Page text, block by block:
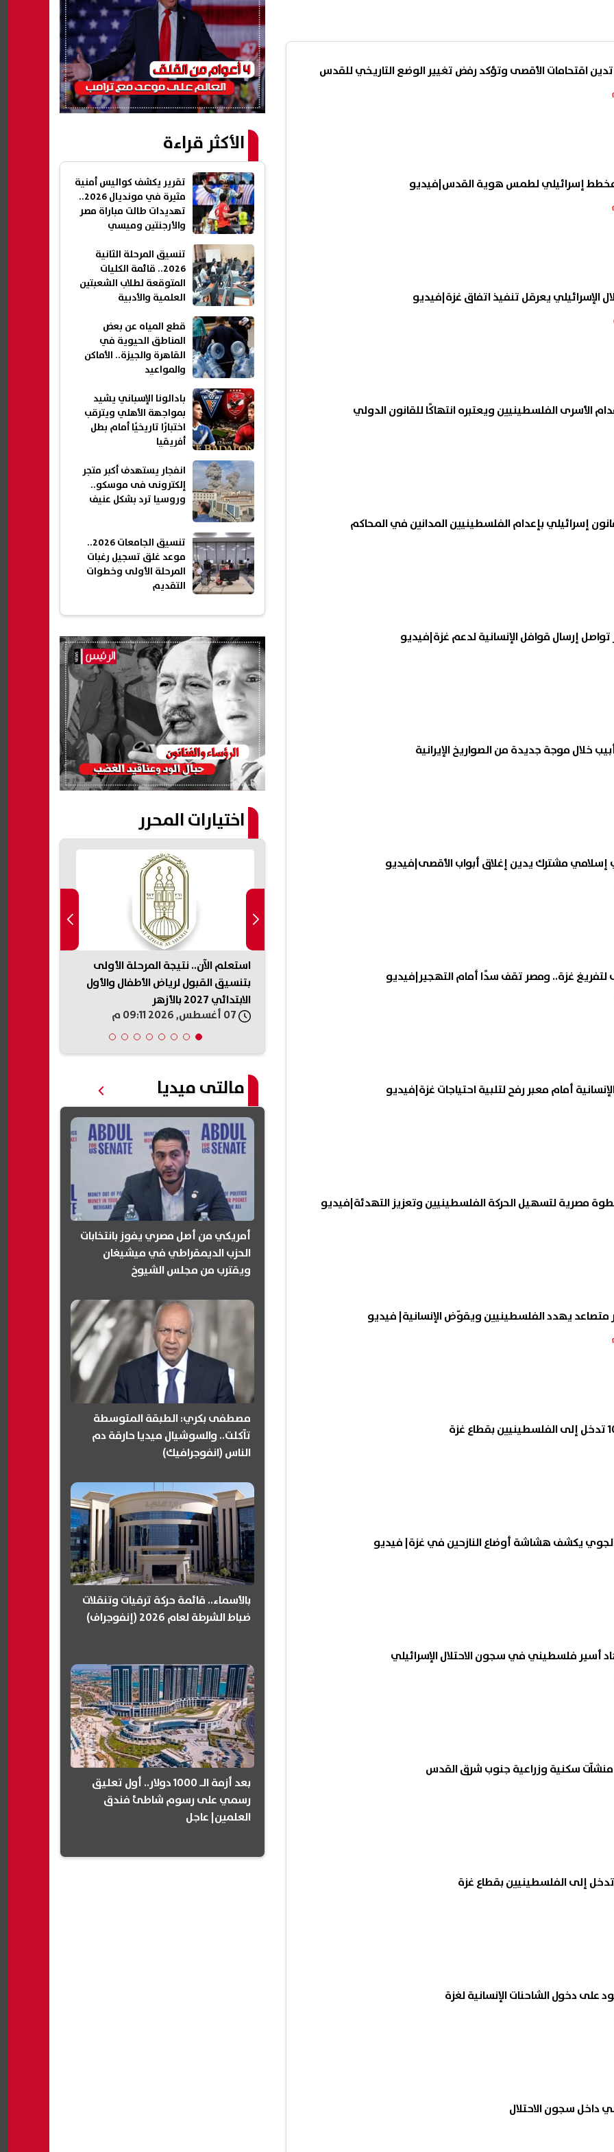
مخطط إسرائيلي لطمس هوية القدس|فيديو
الإسرائيلي يعرقل تنفيذ اتفاق غزة|فيديو
الأسرى الفلسطينيين ويعتبره انتهاكًا للقانون الدولي
إسرائيلي بإعدام الفلسطينيين المدانين في المحاكم
خلال موجة جديدة من الصواريخ الإيرانية
إسلامي مشترك يدين إغلاق أبواب الأقصى|فيديو
لتفريغ غزة.. ومصر تقف سدًا أمام التهجير|فيديو
أمام معبر رفح لتلبية احتياجات غزة|فيديو
مصرية لتسهيل الحركة الفلسطينيين وتعزيز التهدئة|فيديو
متصاعد يهدد الفلسطينيين ويقوّض الإنسانية| فيديو
يكشف هشاشة أوضاع النازحين في غزة| فيديو
أسير فلسطيني في سجون الاحتلال الإسرائيلي
على دخول الشاحنات الإنسانية لغزة
سجون الاحتلال
الأكثر قراءة
تقرير يكشف كواليس أمنية
مثيرة في مونديال 2026..
تهديدات طالت مباراة مصر
والأرجنتين وميسي
تنسيق المرحلة الثانية
2026.. قائمة الكليات
المتوقعة لطلاب الشعبتين
العلمية والأدبية
قطع المياه عن بعض
المناطق الحيوية في
القاهرة والجيزة.. الأماكن
والمواعيد
بادالونا الإسباني يشيد
بمواجهة الأهلي ويترقب
اختبارًا تاريخيًا أمام بطل
أفريقيا
انفجار يستهدف أكبر متجر
إلكترونى فى موسكو..
وروسيا ترد بشكل عنيف
تنسيق الجامعات 2026..
موعد غلق تسجيل رغبات
المرحلة الأولى وخطوات
التقديم
اختيارات المحرر
تنسيق الجامعات 2026.. موعد غلق
رغبات المرحلة الأولى وخطوات
استعلم الآن.. نتيجة المرحلة الأولى
بتنسيق القبول لرياض الأطفال والأول
الابتدائي 2027 بالأزهر
مالتى ميديا
أمريكي من أصل مصري يفوز بانتخابات
الحزب الديمقراطي في ميشيغان
ويقترب من مجلس الشيوخ
مصطفى بكري: الطبقة المتوسطة
تآكلت.. والسوشيال ميديا حارقة دم
الناس (انفوجرافيك)
بالأسماء.. قائمة حركة ترقيات وتنقلات
ضباط الشرطة لعام 2026 (إنفوجراف)
بعد أزمة الـ 1000 دولار.. أول تعليق
رسمي على رسوم شاطئ فندق
العلمين| عاجل